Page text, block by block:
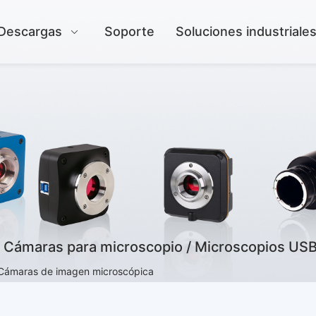
Soporte Soluciones industriales
para microscopio / Microscopios
de imagen microscópica